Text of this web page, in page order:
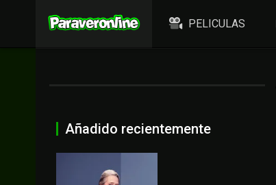
PELICULAS
Añadido recientemente